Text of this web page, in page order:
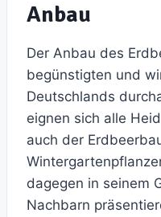
Anbau
Der Anbau des
begünstigten und
Deutschlands
eignen sich alle
auch der
dagegen in seinem
Nachbarn